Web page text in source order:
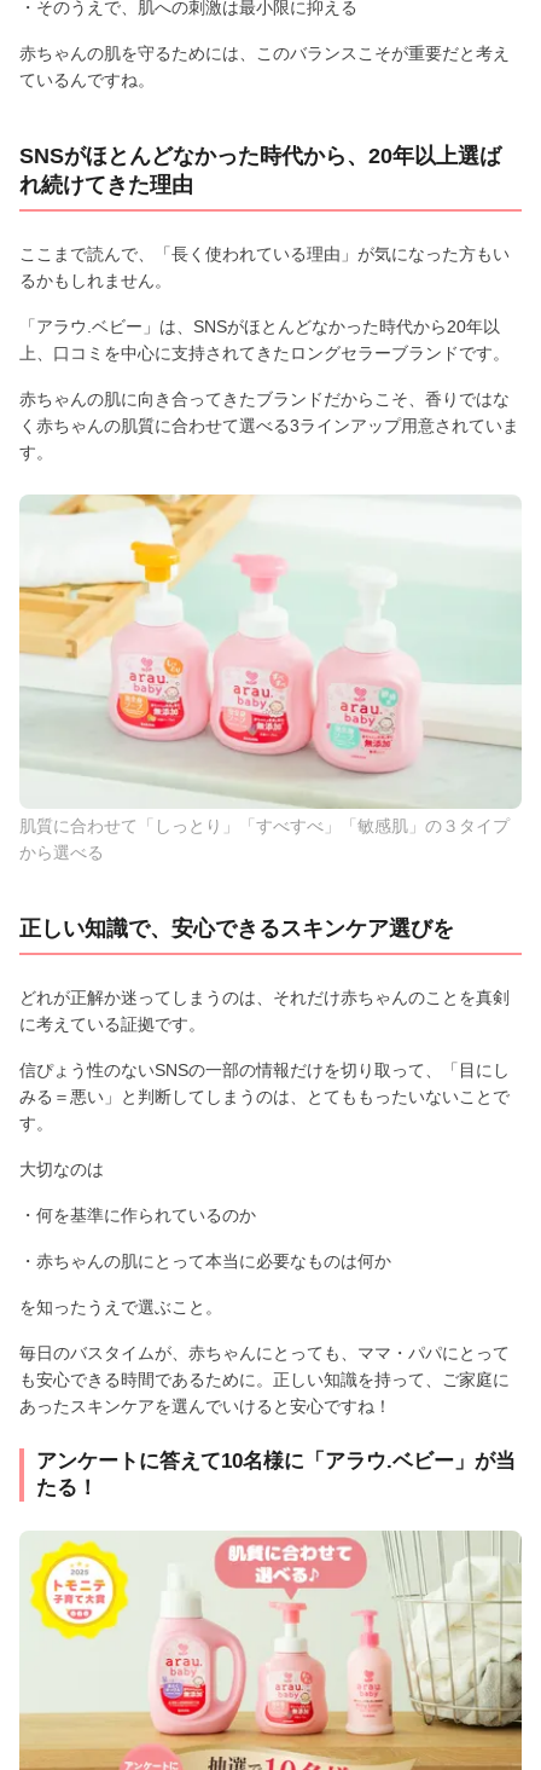
・そのうえで、肌への刺激は最小限に抑える
赤ちゃんの肌を守るためには、このバランスこそが重要だと考え
ているんですね。
SNSがほとんどなかった時代から、20年以上選ば
れ続けてきた理由
ここまで読んで、「長く使われている理由」が気になった方もい
るかもしれません。
「アラウ.ベビー」は、SNSがほとんどなかった時代から20年以
上、口コミを中心に支持されてきたロングセラーブランドです。
赤ちゃんの肌に向き合ってきたブランドだからこそ、香りではな
く赤ちゃんの肌質に合わせて選べる3ラインアップ用意されていま
す。
肌質に合わせて「しっとり」「すべすべ」「敏感肌」の３タイプ
から選べる
正しい知識で、安心できるスキンケア選びを
どれが正解か迷ってしまうのは、それだけ赤ちゃんのことを真剣
に考えている証拠です。
信ぴょう性のないSNSの一部の情報だけを切り取って、「目にし
みる＝悪い」と判断してしまうのは、とてももったいないことで
す。
大切なのは
・何を基準に作られているのか
・赤ちゃんの肌にとって本当に必要なものは何か
を知ったうえで選ぶこと。
毎日のバスタイムが、赤ちゃんにとっても、ママ・パパにとって
も安心できる時間であるために。正しい知識を持って、ご家庭に
あったスキンケアを選んでいけると安心ですね！
アンケートに答えて10名様に「アラウ.ベビー」が当
たる！